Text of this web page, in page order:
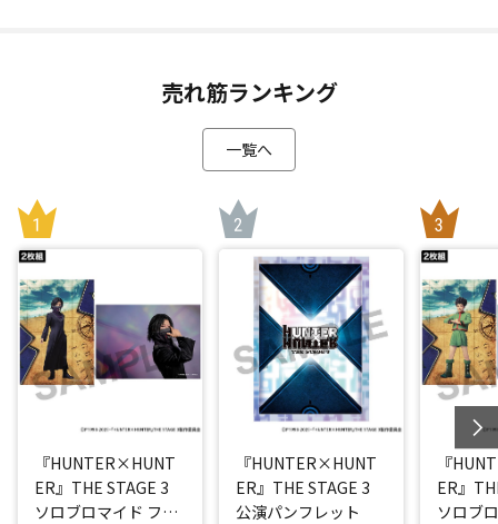
売れ筋ランキング
一覧へ
『HUNTER×HUNT
ER』THE STAGE 3
ソロブロマイド フェ
『HUNTER×HUNT
ER』THE STAGE 3
公演パンフレット
『
ER』
ソロブ